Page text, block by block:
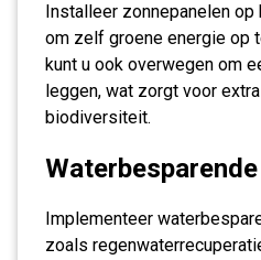
Installeer zonnepanelen op
om zelf groene energie op
kunt u ook overwegen om
leggen, wat zorgt voor
biodiversiteit.
Implementeer
zoals